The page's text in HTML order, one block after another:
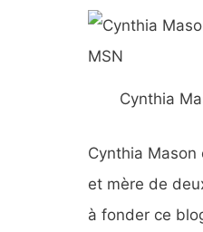
h
e
h
e
r
Cynthia
Cynthia
et mère de
à fonder ce